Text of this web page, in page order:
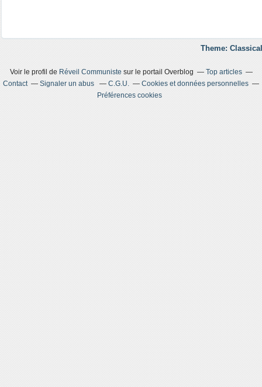
Theme:
Voir le profil de Réveil Communiste sur le portail Overblog
Top articles
Contact
Signaler un abus C.G.U.
Cookies et données personnelles
Préférences cookies